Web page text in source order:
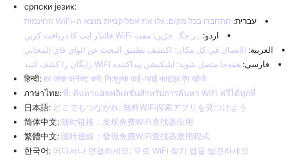
српски језик:
עברית: התחברו בכל מקום: גלו את אפליקציית מוצא ה-WiFi החינמית
اردو:
ہر جگہ جڑیں: مفت WiFi فائنڈر ایپ کا دریافت کریں
العربية: الاتصال في كل مكان: اكتشف تطبيق البحث عن الواي فاي المجاني
فارسی: همه‌جا متصل شوید: اپلیکیشن پیداکننده WiFi رایگان را کشف کنید
हिन्दी: हर जगह कनेक्ट करें: नि:शुल्क वाई-फाई फाइंडर ऐप खोजें
ภาษาไทย: ที่: ค้นหาแอพพลิเคชั่นสำหรับการค้นหา WiFi ฟรีได้ทุกที่
日本語: どこでもつながれ: 無料WiFi探索アプリを見つけよう
简体中文: 随时链接：发现免费WiFi查找器应用
繁體中文: 隨時連線：發現免費WiFi查找器應用程式
한국어: 어디서나 연결하세요: 무료 WiFi 찾기 앱을 발견하세요